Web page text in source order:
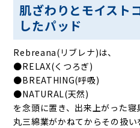
肌ざわりとモイスト
したパッド
Rebreana(リブレナ)は、
●RELAX(くつろぎ)
●BREATHING(呼吸)
●NATURAL(天然)
を念頭に置き、出来上がった寝
丸三綿業がかねてからその扱